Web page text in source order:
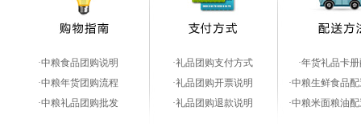
·中粮食品团购说明
·中粮年货团购流程
·中粮礼品团购批发
·礼品团购支付方式
·礼品团购开票说明
·礼品团购退款说明
·年货礼品卡
·中粮生鲜食品
·中粮米面粮油